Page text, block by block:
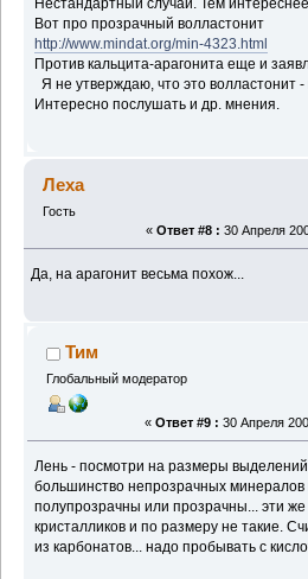
Вот про прозрачный волластонит
http://www.mindat.org/min-4323.html
Против кальцита-арагонита еще и
Я не утверждаю, что это волластонит -
Интересно послушать и др. мнения.
Леха
Гость
« Ответ #8 : 30 Апреля
Да, на арагонит весьма похож...
Тим
Глобальный модератор
« Ответ #9 : 30 Апреля
Лень - посмотри на размеры
большинство непрозрачных минералов
полупрозрачны или прозрачны... эти
кристалликов и по размеру не такие.
из карбонатов... надо пробывать с